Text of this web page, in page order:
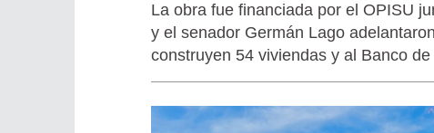
La obra fue financiada por el OPISU
y el senador Germán Lago
construyen 54 viviendas y al Banco de